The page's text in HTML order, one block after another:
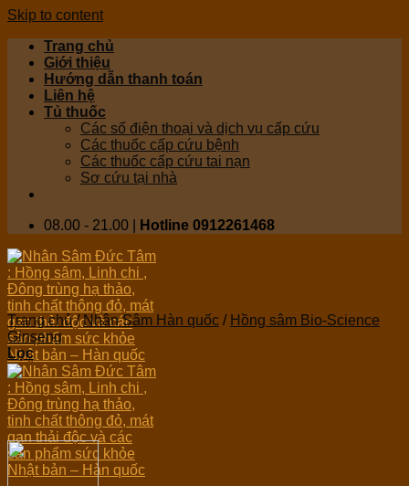
Skip to content
Trang chủ
Giới thiệu
Hướng dẫn thanh toán
Liên hệ
Tủ thuốc
Các số điện thoại và dịch vụ cấp cứu
Các thuốc cấp cứu bệnh
Các thuốc cấp cứu tai nạn
Sơ cứu tại nhà
08.00 - 21.00 | Hotline 0912261468
Trang chủ / Nhân Sâm Hàn quốc / Hồng sâm Bio-Science
Ginseng
Lọc